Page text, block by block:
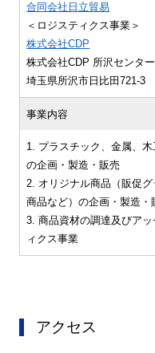
合同会社日立貿易
＜ロジスティクス事業＞
株式会社CDP
株式会社CDP 所沢センター
埼玉県所沢市日比田721-3
事業内容
1. プラスチック、金属、
の企画・製造・販売
2. オリジナル商品（販促
商品など）の企画・製造・
3. 商品資材の調達及びア
ィクス事業
アクセス